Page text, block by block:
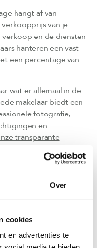
Over
cookies
en advertenties te
hangt af van
van je
en de diensten
hanteren een vast
een percentage van
wat er allemaal in de
makelaar biedt een
fotografie,
en
transparante
HUIS TE
Westland ligt tussen
zoals
en de